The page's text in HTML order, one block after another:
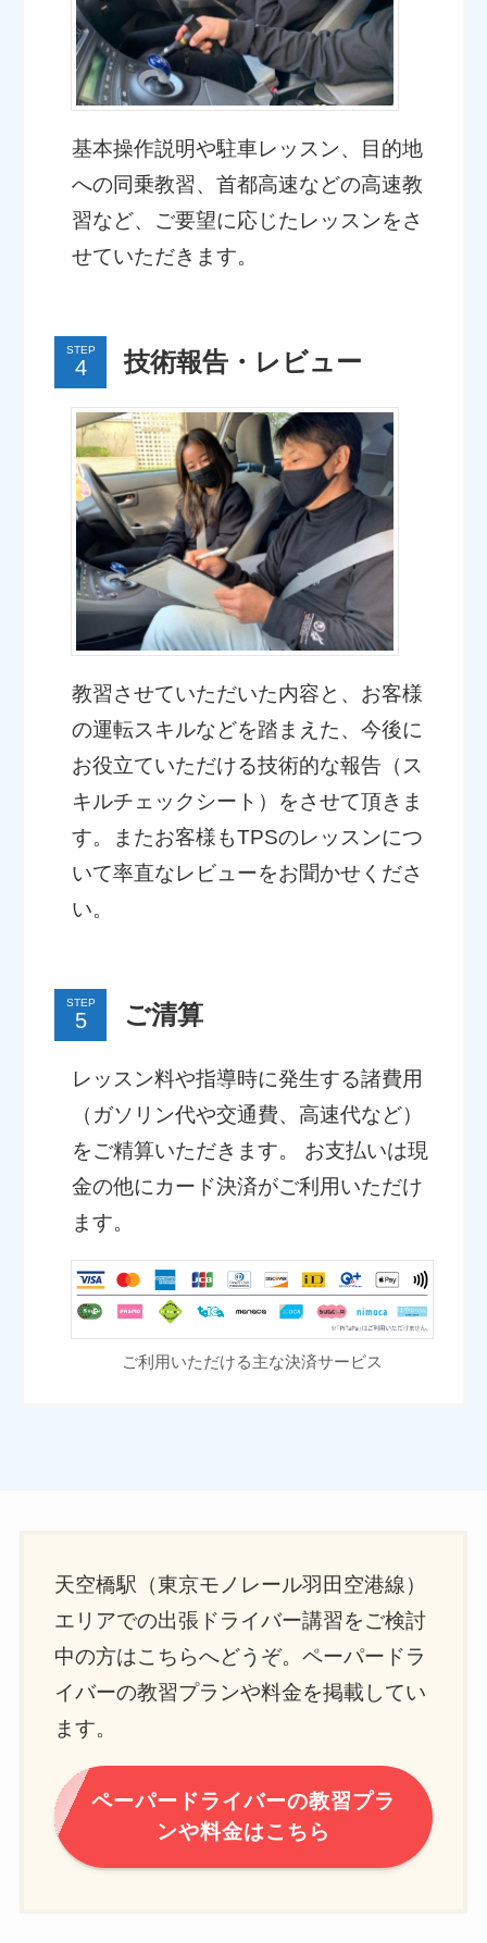
基本操作説明や駐車レッスン、目的地
への同乗教習、首都高速などの高速教
習など、ご要望に応じたレッスンをさ
せていただきます。
STEP 技術報告・レビュー
教習させていただいた内容と、お客様
の運転スキルなどを踏まえた、今後に
お役立ていただける技術的な報告（ス
キルチェックシート）をさせて頂きま
す。またお客様もTPSのレッスンにつ
いて率直なレビューをお聞かせくださ
い。
STEP ご清算
レッスン料や指導時に発生する諸費用
（ガソリン代や交通費、高速代など）
をご精算いただきます。 お支払いは現
金の他にカード決済がご利用いただけ
ます。
ご利用いただける主な決済サービス
天空橋駅（東京モノレール羽田空港線）
エリアでの出張ドライバー講習をご検討
中の方はこちらへどうぞ。ペーパードラ
イバーの教習プランや料金を掲載してい
ます。
ペーパードライバーの教習プラ
ンや料金はこちら